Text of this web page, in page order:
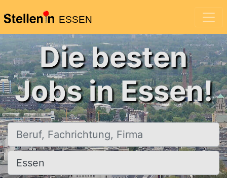
ESSEN
Die besten
Jobs in Essen!
Beruf, Fachrichtung, Firma
Ort, Stadt